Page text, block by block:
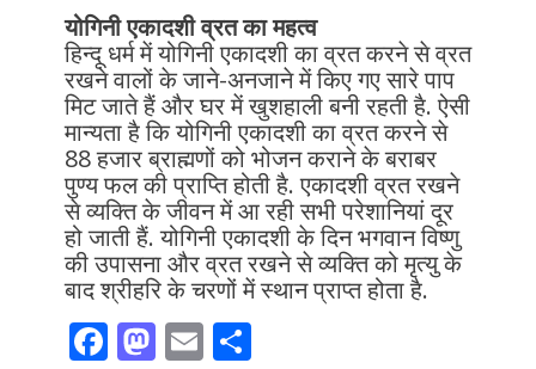
योगिनी एकादशी व्रत का महत्व
हिन्दू धर्म में योगिनी एकादशी का व्रत करने से व्रत
रखने वालों के जाने-अनजाने में किए गए सारे पाप
मिट जाते हैं और घर में खुशहाली बनी रहती है. ऐसी
मान्यता है कि योगिनी एकादशी का व्रत करने से
88 हजार ब्राह्मणों को भोजन कराने के बराबर
पुण्य फल की प्राप्ति होती है. एकादशी व्रत रखने
से व्यक्ति के जीवन में आ रही सभी परेशानियां दूर
हो जाती हैं. योगिनी एकादशी के दिन भगवान विष्णु
की उपासना और व्रत रखने से व्यक्ति को मृत्यु के
बाद श्रीहरि के चरणों में स्थान प्राप्त होता है.
F M E S